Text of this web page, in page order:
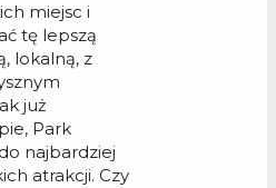
miejsc i
tę lepszą
lokalną, z
już
Park
najbardziej
atrakcji. Czy